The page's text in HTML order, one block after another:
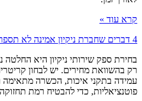
קרא עוד »
4 דברים שחברת ניקיון אמינה לא תספר לכם לפני חתימה
בחירת ספק שירותי ניקיון היא
רק בהשוואת מחירים. יש לבחון
עמידה בתקני איכות, הכשרה מתאימה
פוטנציאליות, כדי להבטיח רמת